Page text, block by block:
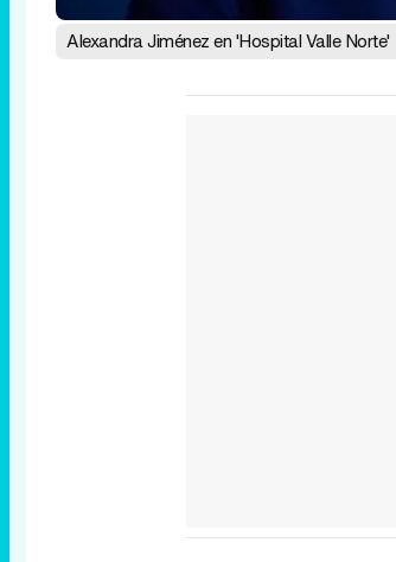
Alexandra Jiménez en 'Hospital Valle Norte'